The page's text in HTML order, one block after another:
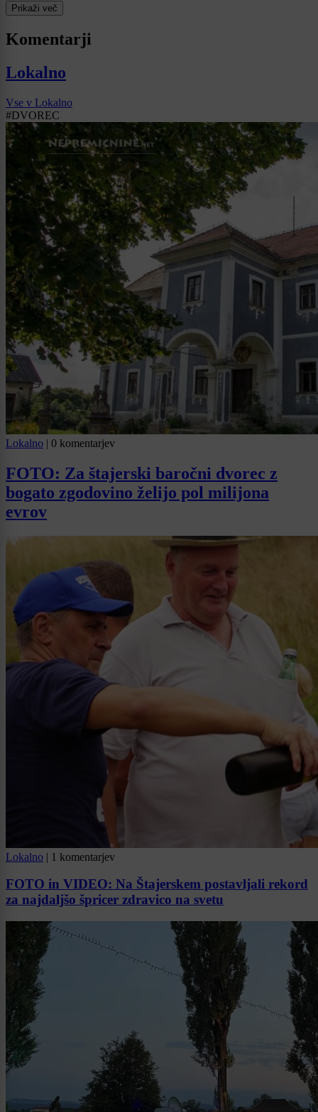
Prikaži več
Komentarji
Lokalno
Vse v Lokalno
#DVOREC
Lokalno | 0 komentarjev
FOTO: Za štajerski baročni dvorec z
bogato zgodovino želijo pol milijona
evrov
Lokalno | 1 komentarjev
FOTO in VIDEO: Na Štajerskem postavljali rekord
za najdaljšo špricer zdravico na svetu